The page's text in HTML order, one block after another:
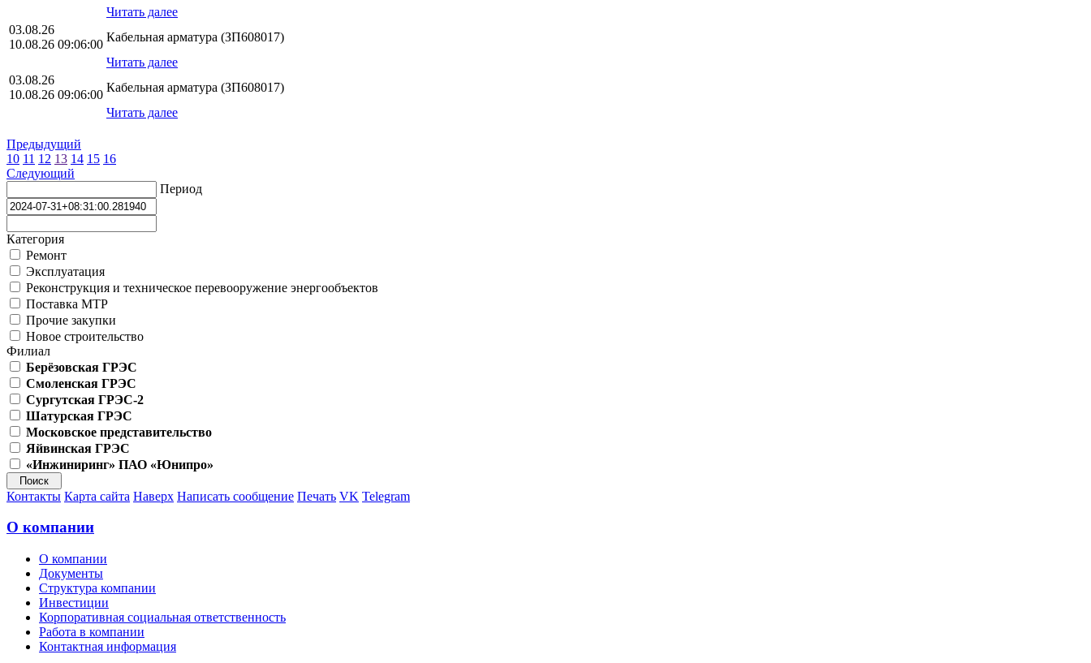
Читать далее
03.08.26
10.08.26 09:06:00
Кабельная арматура (ЗП608017)
Читать далее
03.08.26
10.08.26 09:06:00
Кабельная арматура (ЗП608017)
Читать далее
Предыдущий
10 11 12 13 14 15 16
Следующий
Период
Категория
Ремонт
Эксплуатация
Реконструкция и техническое перевооружение энергообъектов
Поставка МТР
Прочие закупки
Новое строительство
Филиал
Берёзовская ГРЭС
Смоленская ГРЭС
Сургутская ГРЭС-2
Шатурская ГРЭС
Московское представительство
Яйвинская ГРЭС
«Инжиниринг» ПАО «Юнипро»
Контакты Карта сайта Наверх Написать сообщение Печать VK Telegram
О компании
О компании
Документы
Структура компании
Инвестиции
Корпоративная социальная ответственность
Работа в компании
Контактная информация